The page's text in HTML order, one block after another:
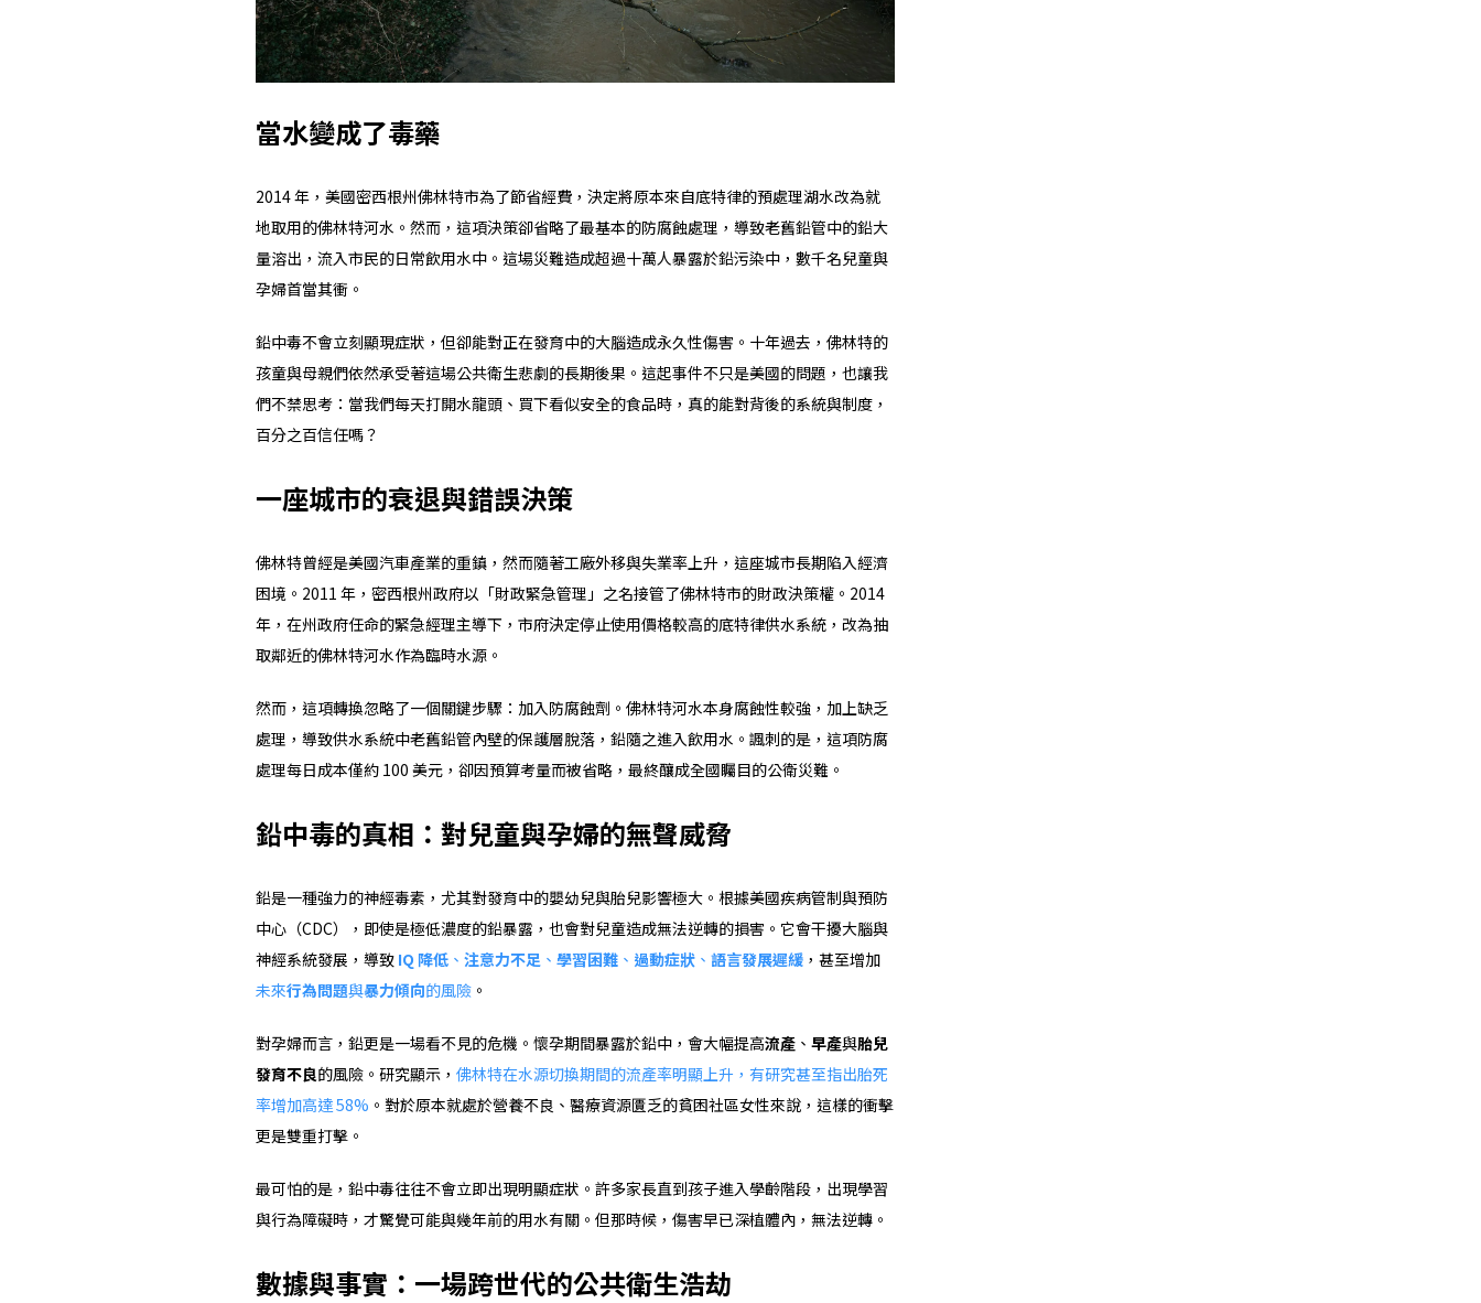
當水變成了毒藥
2014 年，美國密西根州佛林特市為了節省經費，決定將原本來自底特律的預處理湖水改為就
地取用的佛林特河水。然而，這項決策卻省略了最基本的防腐蝕處理，導致老舊鉛管中的鉛大
量溶出，流入市民的日常飲用水中。這場災難造成超過十萬人暴露於鉛污染中，數千名兒童與
孕婦首當其衝。
鉛中毒不會立刻顯現症狀，但卻能對正在發育中的大腦造成永久性傷害。十年過去，佛林特的
孩童與母親們依然承受著這場公共衛生悲劇的長期後果。這起事件不只是美國的問題，也讓我
們不禁思考：當我們每天打開水龍頭、買下看似安全的食品時，真的能對背後的系統與制度，
百分之百信任嗎？
一座城市的衰退與錯誤決策
佛林特曾經是美國汽車產業的重鎮，然而隨著工廠外移與失業率上升，這座城市長期陷入經濟
困境。2011 年，密西根州政府以「財政緊急管理」之名接管了佛林特市的財政決策權。2014
年，在州政府任命的緊急經理主導下，市府決定停止使用價格較高的底特律供水系統，改為抽
取鄰近的佛林特河水作為臨時水源。
然而，這項轉換忽略了一個關鍵步驟：加入防腐蝕劑。佛林特河水本身腐蝕性較強，加上缺乏
處理，導致供水系統中老舊鉛管內壁的保護層脫落，鉛隨之進入飲用水。諷刺的是，這項防腐
處理每日成本僅約 100 美元，卻因預算考量而被省略，最終釀成全國矚目的公衛災難。
鉛中毒的真相：對兒童與孕婦的無聲威脅
鉛是一種強力的神經毒素，尤其對發育中的嬰幼兒與胎兒影響極大。根據美國疾病管制與預防
中心（CDC），即使是極低濃度的鉛暴露，也會對兒童造成無法逆轉的損害。它會干擾大腦與
神經系統發展，導致 IQ 降低 、 注意力不足 、 學習困難 、 過動症狀 、 語言發展遲緩 ，甚至增加
未來行為問題與暴力傾向的風險 。
對孕婦而言，鉛更是一場看不見的危機。懷孕期間暴露於鉛中，會大幅提高流產 、 早產與胎兒
發育不良的風險。研究顯示， 佛林特在水源切換期間的流產率明顯上升，有研究甚至指出胎死
率增加高達 58% 。對於原本就處於營養不良、醫療資源匱乏的貧困社區女性來說，這樣的衝擊
更是雙重打擊。
最可怕的是，鉛中毒往往不會立即出現明顯症狀。許多家長直到孩子進入學齡階段，出現學習
與行為障礙時，才驚覺可能與幾年前的用水有關。但那時候，傷害早已深植體內，無法逆轉。
數據與事實：一場跨世代的公共衛生浩劫